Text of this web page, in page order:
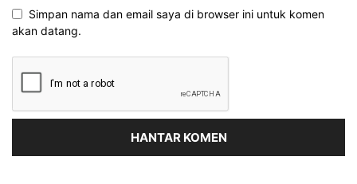
Simpan nama dan email saya di browser ini untuk komen
akan datang.